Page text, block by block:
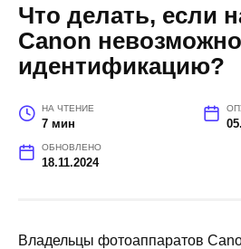
Что делать, если
Canon
идентификацию?
НА ЧТЕНИЕ
7 мин
ОБНОВЛЕНО
18.11.2024
Владельцы фотоаппаратов